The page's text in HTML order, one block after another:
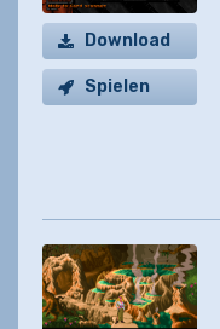
Download
Spielen